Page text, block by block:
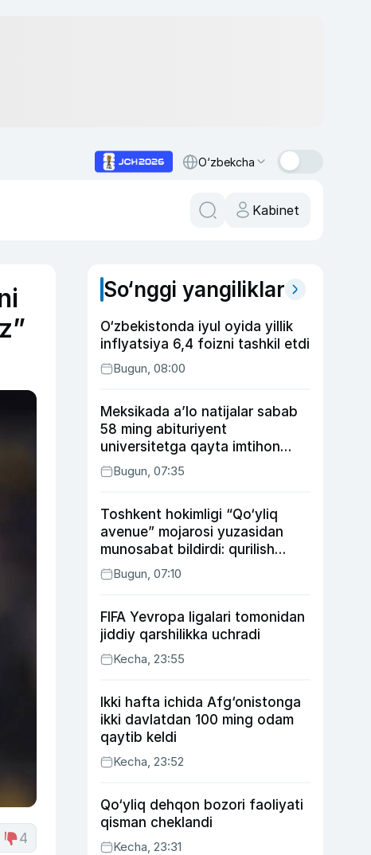
O‘zbekcha
Kabinet
4
So‘nggi yangiliklar
O‘zbekistonda iyul oyida yillik
inflyatsiya 6,4 foizni tashkil etdi
Bugun, 08:00
Meksikada a’lo natijalar sabab
58 ming abituriyent
universitetga qayta imtihon
topshiradi
Bugun, 07:35
Toshkent hokimligi “Qo‘yliq
avenue” mojarosi yuzasidan
munosabat bildirdi: qurilish
ishlarining 53 foizi yakunlangan
Bugun, 07:10
FIFA Yevropa ligalari tomonidan
jiddiy qarshilikka uchradi
Kecha, 23:55
Ikki hafta ichida Afg‘onistonga
ikki davlatdan 100 ming odam
qaytib keldi
Kecha, 23:52
Qo‘yliq dehqon bozori faoliyati
qisman cheklandi
Kecha, 23:31